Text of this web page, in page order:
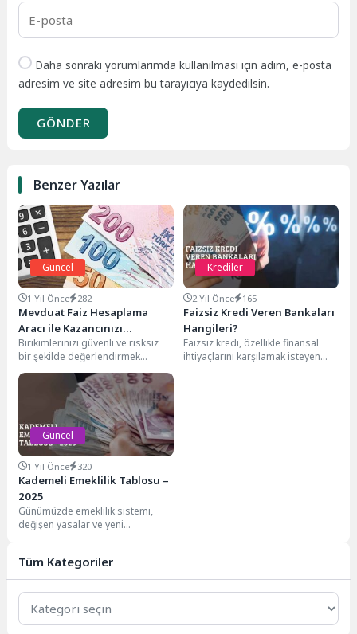
Daha sonraki yorumlarımda kullanılması için adım, e-posta
adresim ve site adresim bu tarayıcıya kaydedilsin.
GÖNDER
Benzer Yazılar
Güncel
1 Yıl Önce 282
Mevduat Faiz Hesaplama
Aracı ile Kazancınızı
Planlayın
Birikimlerinizi güvenli ve risksiz
bir şekilde değerlendirmek
istiyorsanız, vadeli mevduat
hesapları size en uygun yatırım...
Krediler
2 Yıl Önce 165
Faizsiz Kredi Veren Bankaları
Hangileri?
Faizsiz kredi, özellikle finansal
ihtiyaçlarını karşılamak isteyen
Güncel
1 Yıl Önce 320
Kademeli Emeklilik Tablosu –
2025
Günümüzde emeklilik sistemi,
değişen yasalar ve yeni
çok...
Tüm Kategoriler